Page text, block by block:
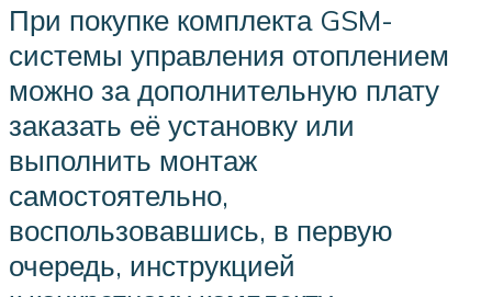
При покупке комплекта GSM-
системы управления отоплением
можно за дополнительную плату
заказать её установку или
выполнить монтаж
самостоятельно,
воспользовавшись, в первую
очередь, инструкцией